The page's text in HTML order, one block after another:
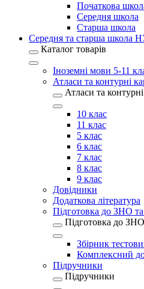
Початкова
Середня школа
Старша школа
Середня та старша школа
Каталог товарів
Іноземні мови 5-11
Атласи та контурні
Атласи та
10 клас
11 клас
5 клас
6 клас
7 клас
8 клас
9 клас
Довідники
Додаткова література
Підготовка до ЗНО
Підготовка до
Збірник
Комплексний
Підручники
Підручники